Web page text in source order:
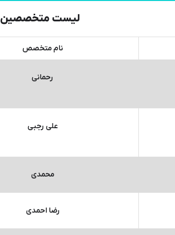
لیست متخصصین
نام متخصص
رحمانی
علی رجبی
محمدی
رضا احمدی